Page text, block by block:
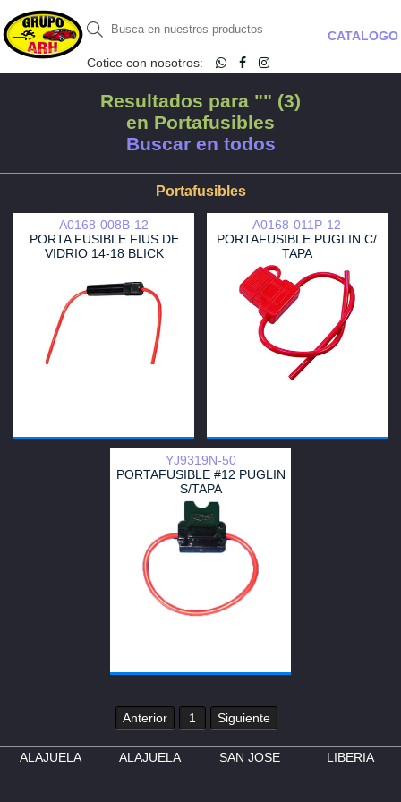
Cotice con nosotros:
CATALOGO
Resultados para "" (3)
en Portafusibles
Buscar en todos
Portafusibles
A0168-008B-12
PORTA FUSIBLE FIUS DE
VIDRIO 14-18 BLICK
A0168-011P-12
PORTAFUSIBLE PUGLIN C/
TAPA
YJ9319N-50
PORTAFUSIBLE #12 PUGLIN
S/TAPA
Anterior 1 Siguiente
ALAJUELA ALAJUELA SAN JOSE LIBERIA